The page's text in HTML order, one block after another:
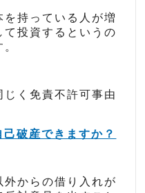
を持っている人が増
投資するというの
じく免責不許可事由
破産できますか？
外からの借り入れが